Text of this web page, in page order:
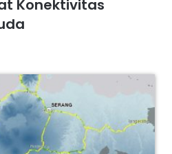
Konektivitas